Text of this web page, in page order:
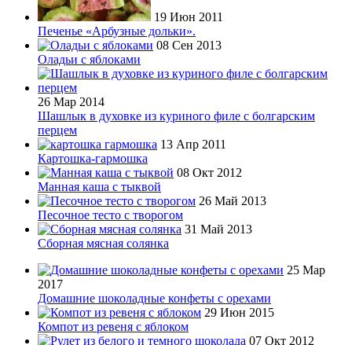
19 Июн 2011
Печенье «Арбузные дольки».
08 Сен 2013
Оладьи с яблоками
26 Мар 2014
Шашлык в духовке из куриного филе с болгарским
перцем
13 Апр 2011
Картошка-гармошка
08 Окт 2012
Манная каша с тыквой
26 Май 2013
Песочное тесто с творогом
31 Май 2013
Сборная мясная солянка
25 Мар
2017
Домашние шоколадные конфеты с орехами
29 Июн 2015
Компот из ревеня с яблоком
07 Окт 2012